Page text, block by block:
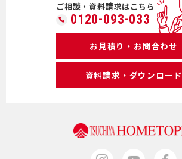
ご相談・資料請求はこちら
0120-093-033
お見積り・お問合わせ
資料請求・ダウンロード